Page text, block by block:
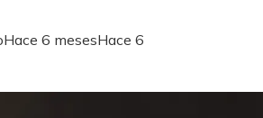
Hace 6 mesesHace 6